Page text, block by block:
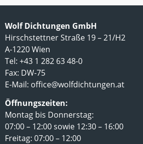
Wolf Dichtungen GmbH
Hirschstettner Straße 19 – 21/H2
A-1220 Wien
Tel: +43 1 282 63 48-0
Fax: DW-75
E-Mail: office@wolfdichtungen.at
Öffnungszeiten:
Montag bis Donnerstag:
07:00 – 12:00 sowie 12:30 – 16:00
Freitag: 07:00 – 12:00